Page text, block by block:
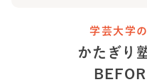
くれ、ブレイク中は明る
スさせてくれる心遣いも
駅近でウェアもシューズ
学芸大学
かたぎり